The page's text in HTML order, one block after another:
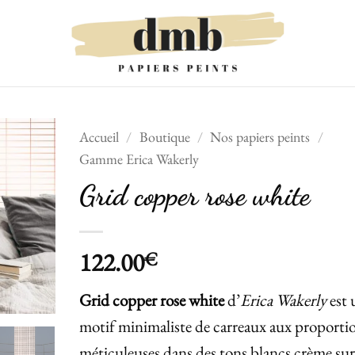
la liste
de
Accueil / Boutique / Nos papiers peints /
Gamme Erica Wakerly
Grid copper rose white
122.00€
Grid copper rose whited’Erica Wakerlyest
motif minimaliste de carreaux aux